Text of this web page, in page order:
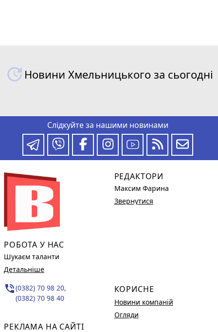
Новини Хмельницького за сьогодні
Слідкуйте за нашими новинами
РОБОТА У НАС
Шукаєм таланти
Детальніше
phone_in_talk(0382) 70 98 20,
(0382) 70 98 40
РЕКЛАМА НА САЙТІ
РЕДАКТОРИ
Максим Фарина
Звернутися
КОРИСНЕ
Новини компаній
Огляди